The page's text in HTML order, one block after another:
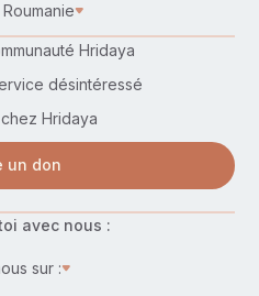
Hridaya
désintéressé
Hridaya
un don
avec nous :
sur :